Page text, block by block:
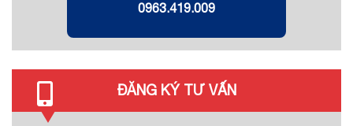
0963.419.009
ĐĂNG KÝ TƯ VẤN